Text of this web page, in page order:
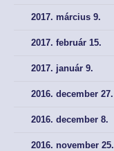
2017. március 9.
2017. február 15.
2017. január 9.
2016. december 27.
2016. december 8.
2016. november 25.